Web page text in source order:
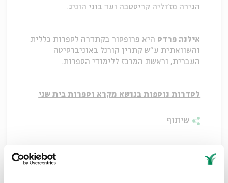
הגירה מז'וליה קריסטבה ועד בוני הוניג.
אילנה פרדס היא פרופסור בקתדרה לספרות כללית
והשוואתית ע"ש קתרין קורנל באוניברסיטה
העברית, וראשת המרכז ללימודי הספרות.
לסדרות נוספות בנושא מקרא וספרות בית שני
שיתוף